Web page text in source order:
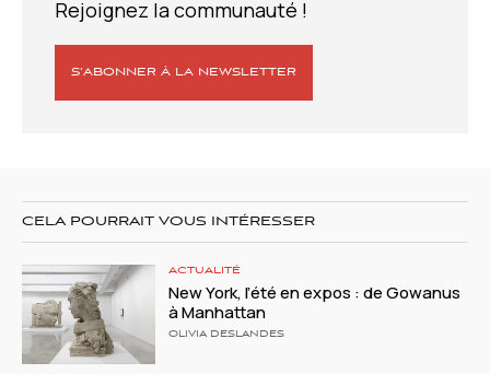
Rejoignez la communauté !
S’ABONNER À LA NEWSLETTER
CELA POURRAIT VOUS INTÉRESSER
ACTUALITÉ
New York, l’été en expos : de Gowanus
à Manhattan
OLIVIA DESLANDES